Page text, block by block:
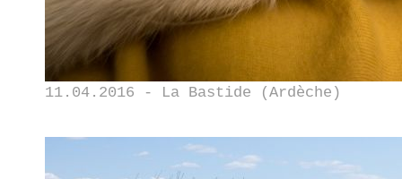
11.04.2016 - La Bastide (Ardèche)